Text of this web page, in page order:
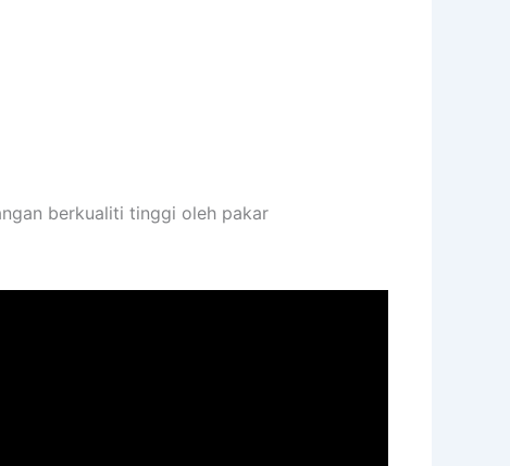
berkualiti tinggi oleh pakar